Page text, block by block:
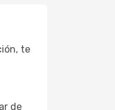
te
de